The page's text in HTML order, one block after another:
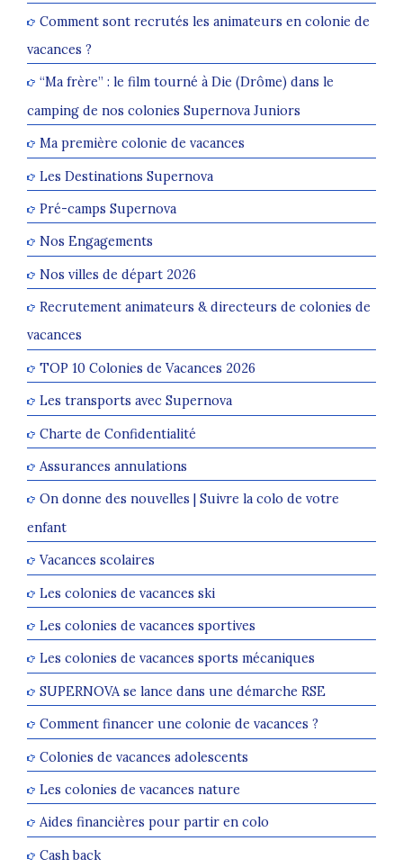
Comment sont recrutés les animateurs en colonie de
vacances ?
“Ma frère” : le film tourné à Die (Drôme) dans le
camping de nos colonies Supernova Juniors
Ma première colonie de vacances
Les Destinations Supernova
Pré-camps Supernova
Nos Engagements
Nos villes de départ 2026
Recrutement animateurs & directeurs de colonies de
vacances
TOP 10 Colonies de Vacances 2026
Les transports avec Supernova
Charte de Confidentialité
Assurances annulations
On donne des nouvelles | Suivre la colo de votre
enfant
Vacances scolaires
Les colonies de vacances ski
Les colonies de vacances sportives
Les colonies de vacances sports mécaniques
SUPERNOVA se lance dans une démarche RSE
Comment financer une colonie de vacances ?
Colonies de vacances adolescents
Les colonies de vacances nature
Aides financières pour partir en colo
Cash back